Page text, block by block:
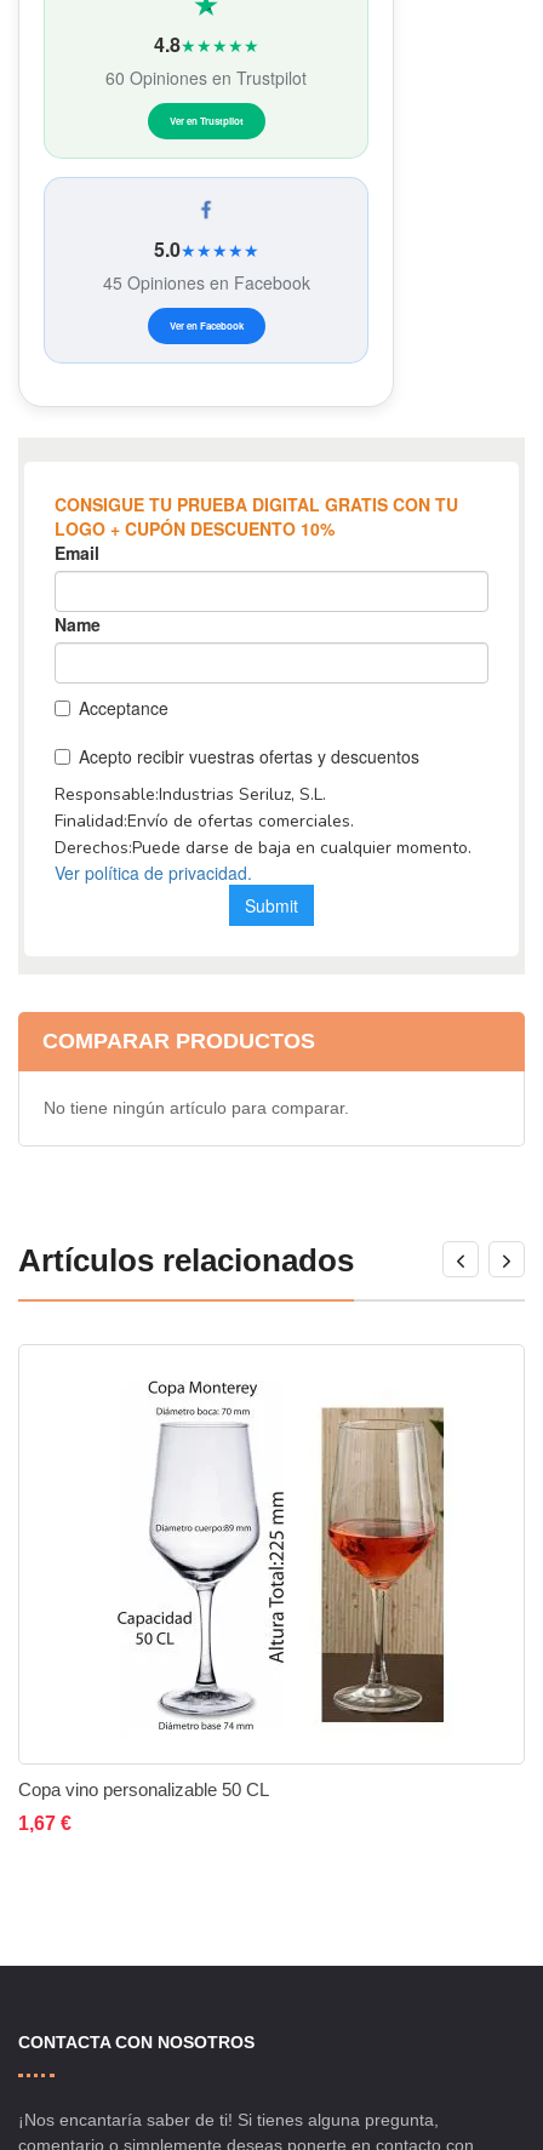
4.8★★★★★
60 Opiniones en Trustpilot
Ver en Trustpilot
5.0★★★★★
45 Opiniones en Facebook
Ver en Facebook
COMPARAR PRODUCTOS
No tiene ningún artículo para comparar.
Artículos relacionados
Copa vino personalizable 50 CL
1,67 €
CONTACTA CON NOSOTROS
¡Nos encantaría saber de ti! Si tienes alguna pregunta,
comentario o simplemente deseas ponerte en contacto con